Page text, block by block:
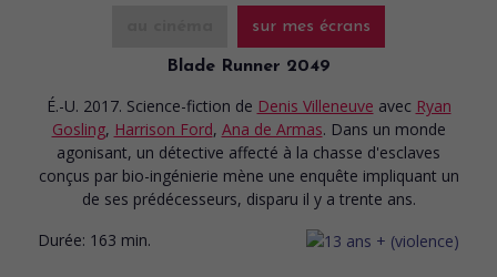
sur mes écrans
Blade Runner 2049
É.-U. 2017. Science-fiction de Denis Villeneuve avec Ryan
Gosling, Harrison Ford, Ana de Armas. Dans un monde
agonisant, un détective affecté à la chasse d'esclaves
conçus par bio-ingénierie mène une enquête impliquant un
de ses prédécesseurs, disparu il y a trente ans.
Durée: 163 min.